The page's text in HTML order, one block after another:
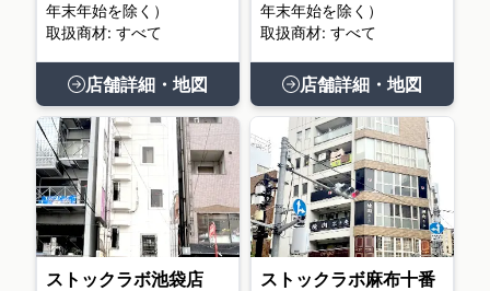
年末年始を除く）
取扱商材: すべて
店舗詳細・地図
年末年始を除く）
取扱商材: すべて
店舗詳細・地図
ストックラボ池袋店
ストックラボ麻布十番